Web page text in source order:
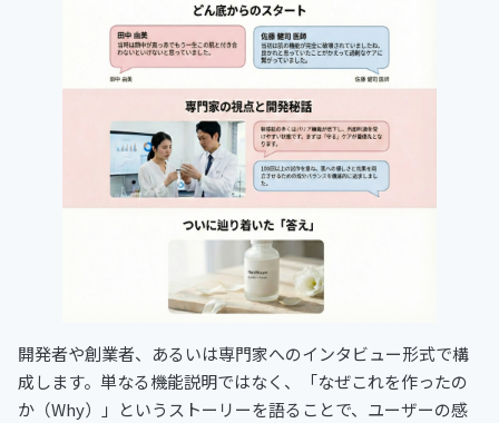
開発者や創業者、あるいは専門家へのインタビュー形式で構
成します。単なる機能説明ではなく、「なぜこれを作ったの
か（Why）」というストーリーを語ることで、ユーザーの感